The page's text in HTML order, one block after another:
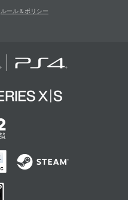
ルール＆ポリシー